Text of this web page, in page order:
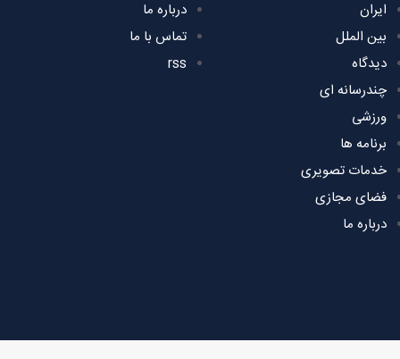
ایران
بین الملل
دیدگاه
چندرسانه ای
ورزشی
برنامه ها
خدمات تصویری
فضای مجازی
درباره ما
درباره ما
تماس با ما
rss